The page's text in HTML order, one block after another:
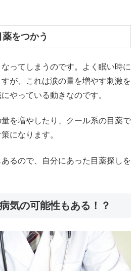
をつかう
ってしまうのです。よく眠い時に
が、これは涙の量を増やす刺激を
やっている動きなのです。
を増やしたり、クール系の目薬で
になります。
るので、自分にあった目薬探しを
気の可能性もある！？